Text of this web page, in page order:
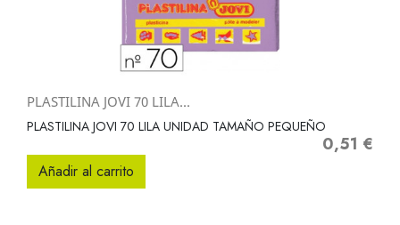
PLASTILINA JOVI 70 LILA...
PLASTILINA JOVI 70 LILA UNIDAD TAMAÑO PEQUEÑO
Precio
0,51 €
Añadir al carrito